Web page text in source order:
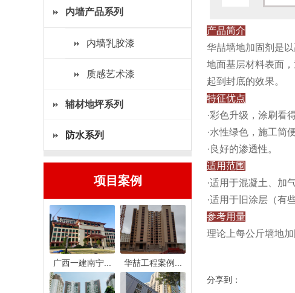
内墙产品系列
内墙乳胶漆
质感艺术漆
辅材地坪系列
防水系列
项目案例
广西一建南宁... 华喆工程案例...
产品简介
华喆墙地加固剂是
地面基层材料表面
起到封底的效果。
特征优点
·彩色升级，涂刷看
·水性绿色，施工简便
·良好的渗透性。
适用范围
·适用于混凝土、加
·适用于旧涂层（有
参考用量
理论上每公斤墙地
分享到：